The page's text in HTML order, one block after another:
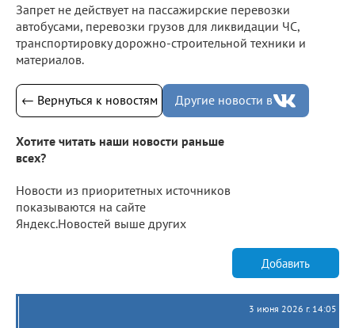
Запрет не действует на пассажирские перевозки
автобусами, перевозки грузов для ликвидации ЧС,
транспортировку дорожно-строительной техники и
материалов.
← Вернуться к новостям Другие новости в
Хотите читать наши новости раньше
всех?
Новости из приоритетных источников
показываются на сайте
Яндекс.Новостей выше других
Добавить
3 июня 2026 г. 14:05